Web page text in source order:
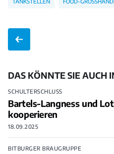
DAS KÖNNTE SIE AUCH
SCHULTERSCHLUSS
Bartels-Langness und
kooperieren
18.09.2025
BITBURGER BRAUGRUPPE